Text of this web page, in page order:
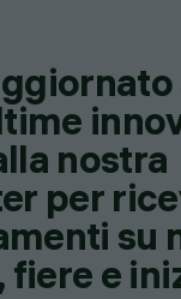
nostra
per
su
e